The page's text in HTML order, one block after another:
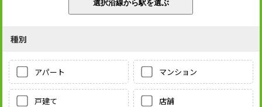
種別
アパート マンション
戸建て 店舗